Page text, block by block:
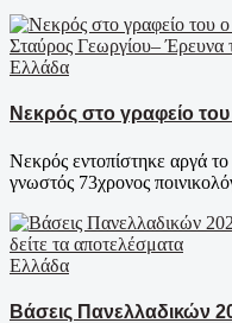
Ελλάδα
Νεκρός στο γραφείο
Νεκρός εντοπίστηκε αργά
γνωστός 73χρονος
Ελλάδα
Βάσεις Πανελλαδικών